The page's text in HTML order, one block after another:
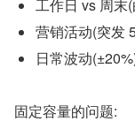
工作日 vs 周末
营销活动(突发
日常波动
固定容量的问题: